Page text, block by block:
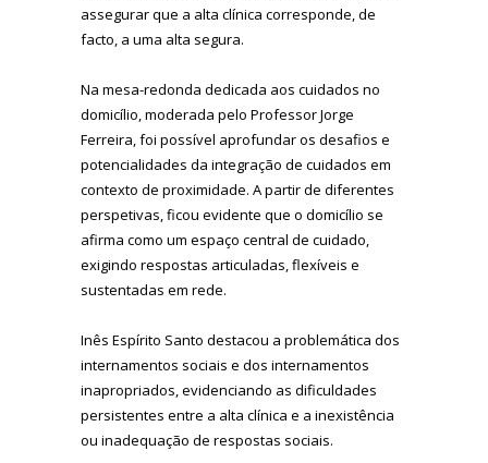
assegurar que a alta clínica corresponde, de
facto, a uma alta segura.
Na mesa-redonda dedicada aos cuidados no
domicílio, moderada pelo Professor Jorge
Ferreira, foi possível aprofundar os desafios e
potencialidades da integração de cuidados em
contexto de proximidade. A partir de diferentes
perspetivas, ficou evidente que o domicílio se
afirma como um espaço central de cuidado,
exigindo respostas articuladas, flexíveis e
sustentadas em rede.
Inês Espírito Santo destacou a problemática dos
internamentos sociais e dos internamentos
inapropriados, evidenciando as dificuldades
persistentes entre a alta clínica e a inexistência
ou inadequação de respostas sociais.